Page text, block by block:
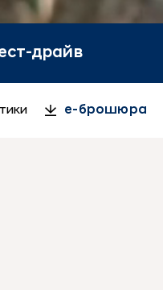
драйв
e-брошюра